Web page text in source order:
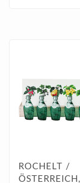
ROCHELT /